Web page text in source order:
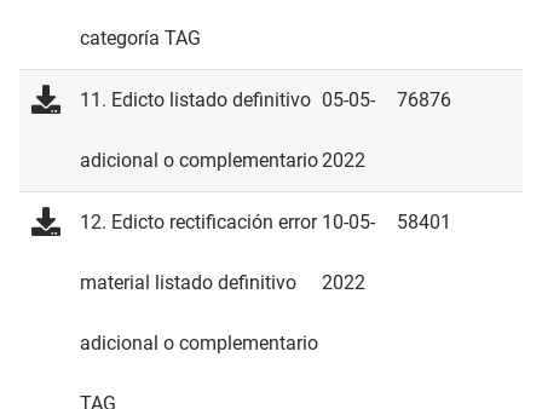
categoría TAG
11. Edicto listado definitivo
adicional o complementario
05-05-
2022
76876
12. Edicto rectificación error
material listado definitivo
adicional o complementario
TAG
10-05-
2022
58401